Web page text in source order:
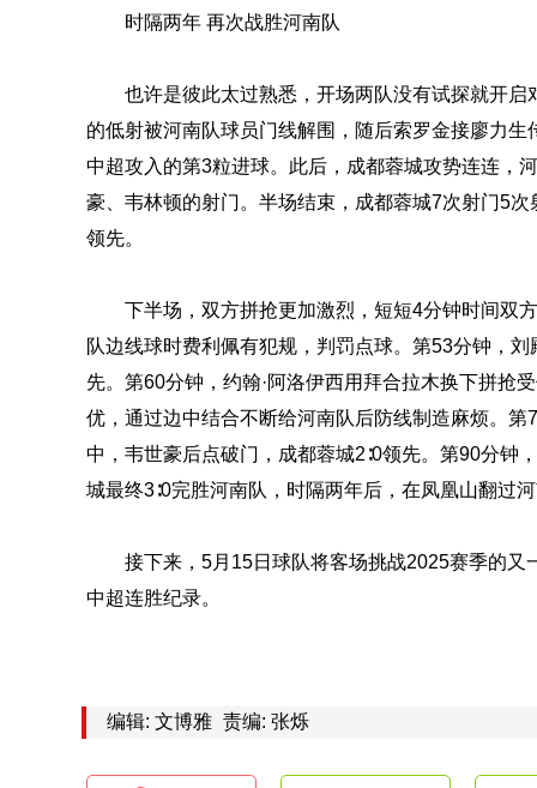
时隔两年 再次战胜河南队
也许是彼此太过熟悉，开场两队没有试探就开
的低射被河南队球员门线解围，随后索罗金接廖力
中超攻入的第3粒进球。此后，成都蓉城攻势连连，
豪、韦林顿的射门。半场结束，成都蓉城7次射门5
领先。
下半场，双方拼抢更加激烈，短短4分钟时间双
队边线球时费利佩有犯规，判罚点球。第53分钟，
先。第60分钟，约翰·阿洛伊西用拜合拉木换下拼抢
优，通过边中结合不断给河南队后防线制造麻烦。
中，韦世豪后点破门，成都蓉城2∶0领先。第90分钟
城最终3∶0完胜河南队，时隔两年后，在凤凰山翻过
接下来，5月15日球队将客场挑战2025赛季的又
中超连胜纪录。
编辑: 文博雅 责编: 张烁